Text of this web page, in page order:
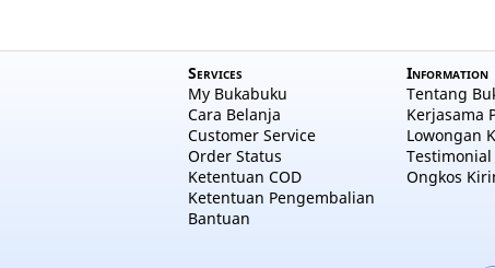
Services
My Bukabuku
Cara Belanja
Customer Service
Order Status
Ketentuan COD
Ketentuan Pengembalian
Bantuan
Information
Tentang
Kerjasama
Lowongan
Testimonial
Ongkos